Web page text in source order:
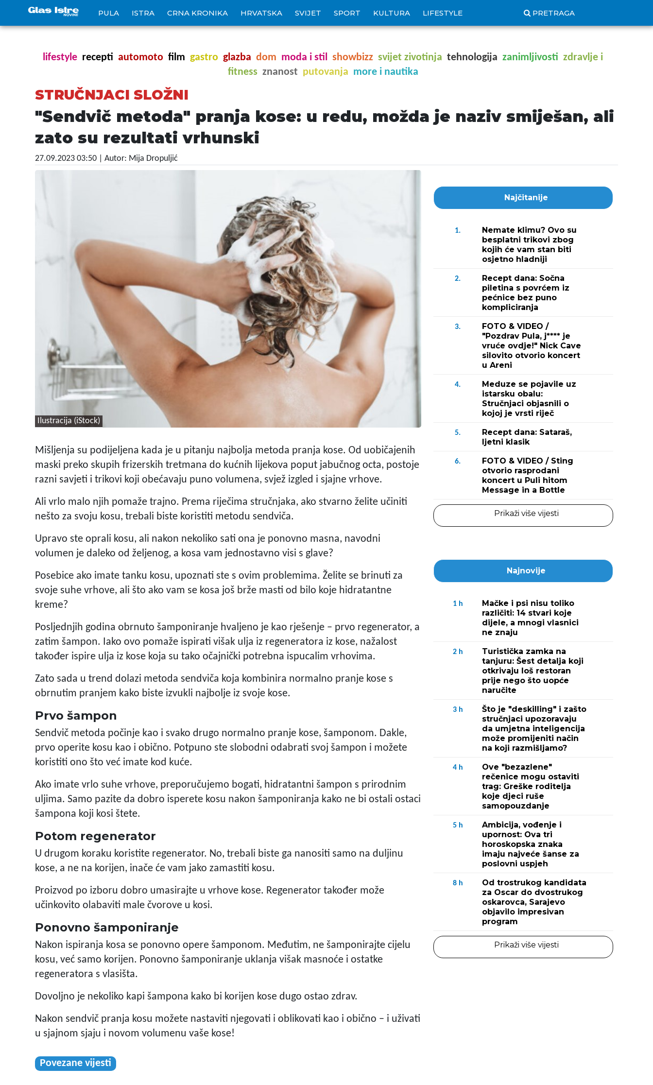
PULA ISTRA CRNA KRONIKA HRVATSKA SVIJET SPORT KULTURA LIFESTYLE PRETRAGA
lifestyle recepti automoto film gastro glazba dom moda i stil showbizz svijet zivotinja tehnologija zanimljivosti zdravlje i
fitness znanost putovanja more i nautika
STRUČNJACI SLOŽNI
"Sendvič metoda" pranja kose: u redu, možda je naziv smiješan, ali
zato su rezultati vrhunski
27.09.2023 03:50 | Autor: Mija Dropuljić
Ilustracija (iStock)
Mišljenja su podijeljena kada je u pitanju najbolja metoda pranja kose. Od uobičajenih
maski preko skupih frizerskih tretmana do kućnih lijekova poput jabučnog octa, postoje
razni savjeti i trikovi koji obećavaju puno volumena, svjež izgled i sjajne vrhove.
Ali vrlo malo njih pomaže trajno. Prema riječima stručnjaka, ako stvarno želite učiniti
nešto za svoju kosu, trebali biste koristiti metodu sendviča.
Upravo ste oprali kosu, ali nakon nekoliko sati ona je ponovno masna, navodni
volumen je daleko od željenog, a kosa vam jednostavno visi s glave?
Posebice ako imate tanku kosu, upoznati ste s ovim problemima. Želite se brinuti za
svoje suhe vrhove, ali što ako vam se kosa još brže masti od bilo koje hidratantne
kreme?
Posljednjih godina obrnuto šamponiranje hvaljeno je kao rješenje – prvo regenerator, a
zatim šampon. Iako ovo pomaže ispirati višak ulja iz regeneratora iz kose, nažalost
također ispire ulja iz kose koja su tako očajnički potrebna ispucalim vrhovima.
Zato sada u trend dolazi metoda sendviča koja kombinira normalno pranje kose s
obrnutim pranjem kako biste izvukli najbolje iz svoje kose.
Prvo šampon
Sendvič metoda počinje kao i svako drugo normalno pranje kose, šamponom. Dakle,
prvo operite kosu kao i obično. Potpuno ste slobodni odabrati svoj šampon i možete
koristiti ono što već imate kod kuće.
Ako imate vrlo suhe vrhove, preporučujemo bogati, hidratantni šampon s prirodnim
uljima. Samo pazite da dobro isperete kosu nakon šamponiranja kako ne bi ostali ostaci
šampona koji kosi štete.
Potom regenerator
U drugom koraku koristite regenerator. No, trebali biste ga nanositi samo na duljinu
kose, a ne na korijen, inače će vam jako zamastiti kosu.
Proizvod po izboru dobro umasirajte u vrhove kose. Regenerator također može
učinkovito olabaviti male čvorove u kosi.
Ponovno šamponiranje
Nakon ispiranja kosa se ponovno opere šamponom. Međutim, ne šamponirajte cijelu
kosu, već samo korijen. Ponovno šamponiranje uklanja višak masnoće i ostatke
regeneratora s vlasišta.
Dovoljno je nekoliko kapi šampona kako bi korijen kose dugo ostao zdrav.
Nakon sendvič pranja kosu možete nastaviti njegovati i oblikovati kao i obično – i uživati
u sjajnom sjaju i novom volumenu vaše kose!
Povezane vijesti
Najčitanije
1.
Nemate klimu? Ovo su
besplatni trikovi zbog
kojih će vam stan biti
osjetno hladniji
2.
Recept dana: Sočna
piletina s povrćem iz
pećnice bez puno
kompliciranja
3.
FOTO & VIDEO /
"Pozdrav Pula, j**** je
vruće ovdje!" Nick Cave
silovito otvorio koncert
u Areni
4.
Meduze se pojavile uz
istarsku obalu:
Stručnjaci objasnili o
kojoj je vrsti riječ
5.
Recept dana: Sataraš,
ljetni klasik
6.
FOTO & VIDEO / Sting
otvorio rasprodani
koncert u Puli hitom
Message in a Bottle
Prikaži više vijesti
Najnovije
1 h
Mačke i psi nisu toliko
različiti: 14 stvari koje
dijele, a mnogi vlasnici
ne znaju
2 h
Turistička zamka na
tanjuru: Šest detalja koji
otkrivaju loš restoran
prije nego što uopće
naručite
3 h
Što je "deskilling" i zašto
stručnjaci upozoravaju
da umjetna inteligencija
može promijeniti način
na koji razmišljamo?
4 h
Ove "bezazlene"
rečenice mogu ostaviti
trag: Greške roditelja
koje djeci ruše
samopouzdanje
5 h
Ambicija, vođenje i
upornost: Ova tri
horoskopska znaka
imaju najveće šanse za
poslovni uspjeh
8 h
Od trostrukog kandidata
za Oscar do dvostrukog
oskarovca, Sarajevo
objavilo impresivan
program
Prikaži više vijesti